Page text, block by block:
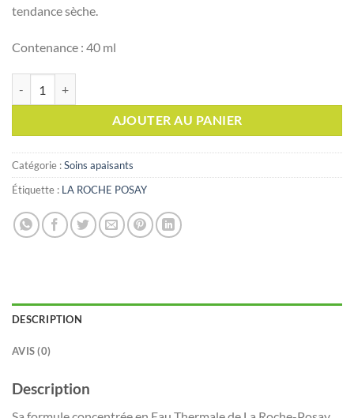
tendance sèche.
Contenance : 40 ml
AJOUTER AU PANIER
Catégorie :Soins apaisants
Étiquette : LA ROCHE POSAY
DESCRIPTION
AVIS (0)
Description